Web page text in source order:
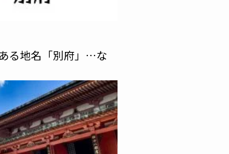
る地名「別府」…な